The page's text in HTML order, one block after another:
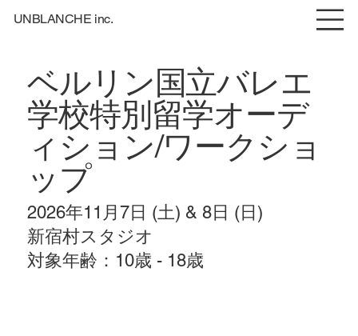
UNBLANCHE inc.
ベルリン国立バレエ
学校特別留学オーデ
ィション/ワークショ
ップ
2026年11月7日 (土) & 8日 (日)
​新宿村スタジオ
​対象年齢：10歳 - 18歳